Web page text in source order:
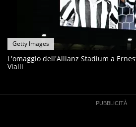
Getty Images
L'omaggio dell'Allianz Stadium a
Vialli